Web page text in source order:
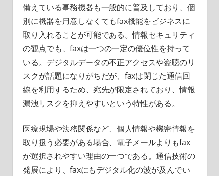
備えている事務機器も一般的に普及しており、個
別に機器を用意しなくてもfax機能をビジネスに
取り入れることが可能である。情報セキュリティ
の観点でも、faxは一つの一定の優位性を持って
いる。デジタルデータの不正アクセスや盗聴のリ
スクが話題になりがちだが、faxは閉じた通信回
線を利用するため、宛先が限定されており、情報
漏洩リスクを抑えやすいという特性がある。
医療現場や法務関係など、個人情報や機密情報を
取り扱う必要がある場合、電子メールよりもfax
が選択されやすい理由の一つである。通信技術の
発展により、faxにもデジタル化の波が及んでい